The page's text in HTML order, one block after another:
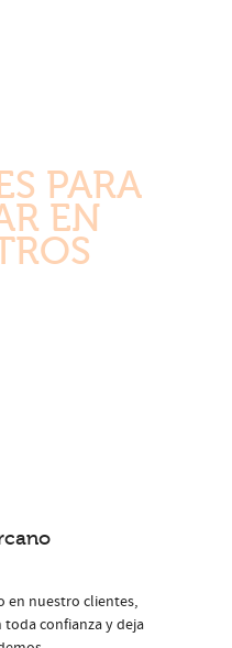
PARA
EN
en nuestro clientes,
confianza y deja